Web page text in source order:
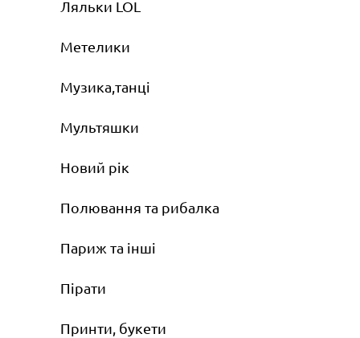
Ляльки LOL
Метелики
Музика,танці
Мультяшки
Новий рік
Полювання та рибалка
Париж та інші
Пірати
Принти, букети